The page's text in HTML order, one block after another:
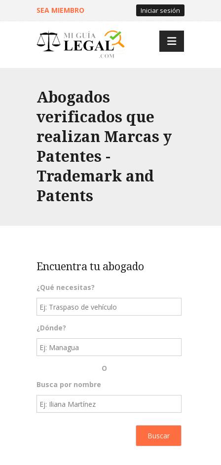
SEA MIEMBRO Iniciar sesión
Abogados
verificados que
realizan Marcas y
Patentes -
Trademark and
Patents
Encuentra tu abogado
¿Qué necesitas?
¿Dónde?
O
Busca por nombre